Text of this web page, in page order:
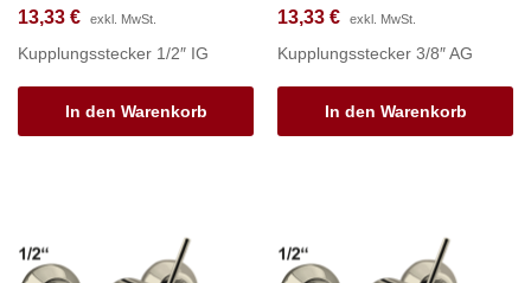
13,33 € exkl. MwSt.
Kupplungsstecker 1/2″ IG
In den Warenkorb
13,33 € exkl. MwSt.
Kupplungsstecker 3/8″ AG
In den Warenkorb